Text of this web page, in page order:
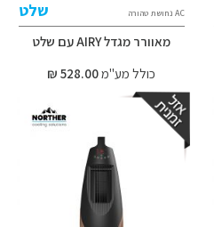
AC נחושת טהורה שלט
מאוורר מגדל AIRY עם שלט
כולל מע"מ528.00 ₪